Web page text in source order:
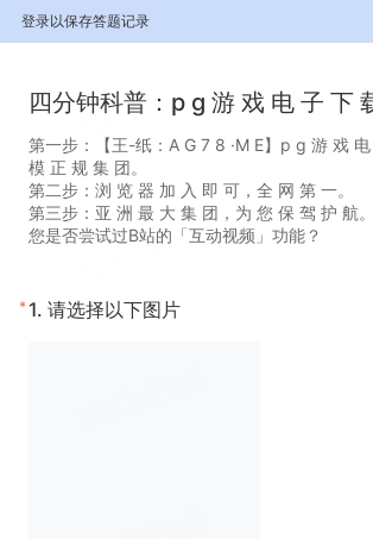
登录以保存答题记录
四分钟科普：p g 游 戏 电 子 下
第一步：【王-纸：A G 7 8 ·M E】p g 游 戏
模 正 规 集 团。
第二步：浏 览 器 加 入 即 可，全 网 第 一。
第三步：亚 洲 最 大 集 团，为 您 保 驾 护 航。
您是否尝试过B站的「互动视频」功能？
* 1. 请选择以下图片